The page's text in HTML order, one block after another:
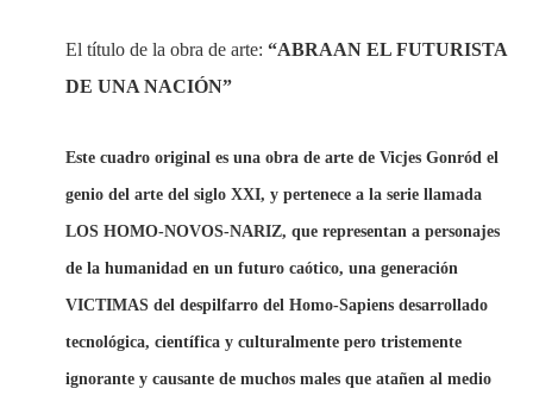
El título de la obra de arte: “ABRAAN EL FUTURISTA
DE UNA NACIÓN”
Este cuadro original es una obra de arte de Vicjes Gonród el
genio del arte del siglo XXI, y pertenece a la serie llamada
LOS HOMO-NOVOS-NARIZ, que representan a personajes
de la humanidad en un futuro caótico, una generación
VICTIMAS del despilfarro del Homo-Sapiens desarrollado
tecnológica, científica y culturalmente pero tristemente
ignorante y causante de muchos males que atañen al medio